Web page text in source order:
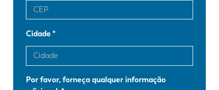
Cidade
Por favor, forneça qualquer informação
ES PT-PT
PL SK
KO CN